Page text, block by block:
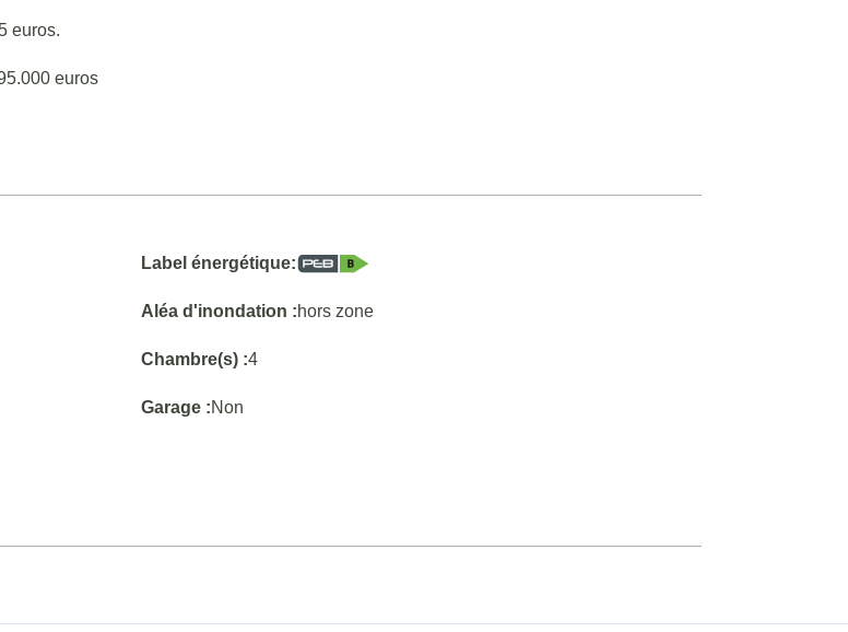
euros.
euros
Label énergétique:
Aléa d'inondation :hors zone
Chambre(s) :4
Garage :Non